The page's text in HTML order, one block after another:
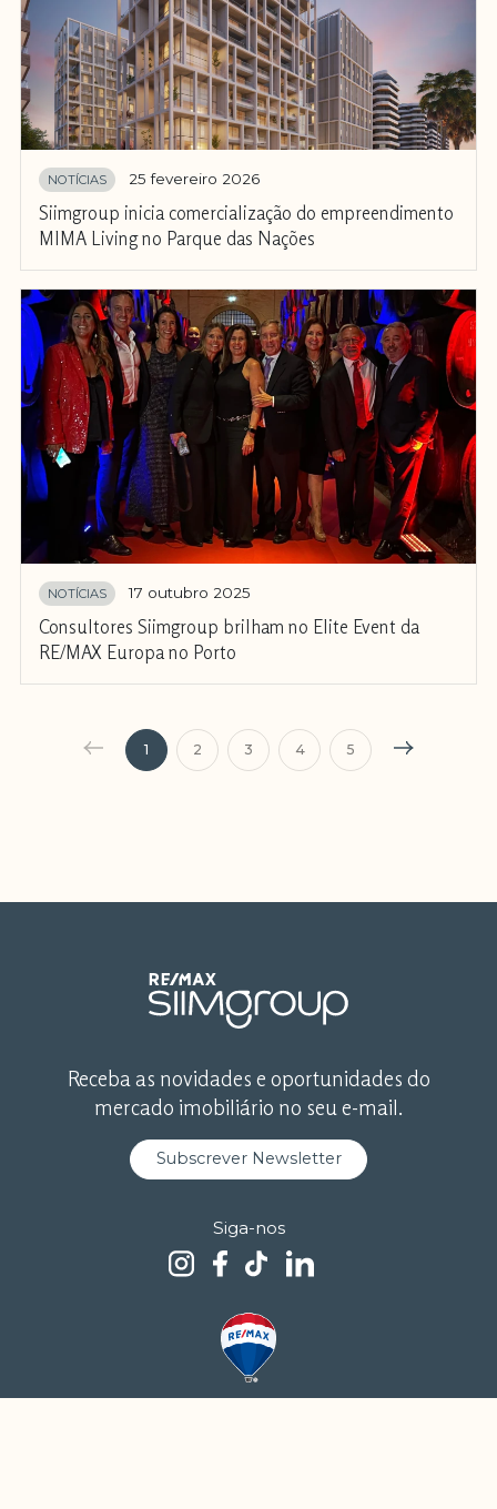
NOTÍCIAS 25 fevereiro 2026
Siimgroup inicia comercialização do empreendimento
MIMA Living no Parque das Nações
NOTÍCIAS 17 outubro 2025
Consultores Siimgroup brilham no Elite Event da
RE/MAX Europa no Porto
1 2 3 4 5
Receba as novidades e oportunidades do
mercado imobiliário no seu e-mail.
Subscrever Newsletter
Siga-nos